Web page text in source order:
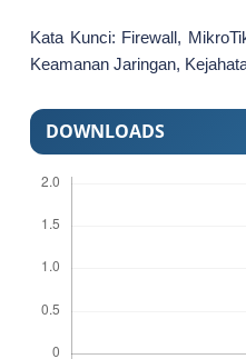
Kata Kunci: Firewall,
Keamanan Jaringan,
DOWNLOADS